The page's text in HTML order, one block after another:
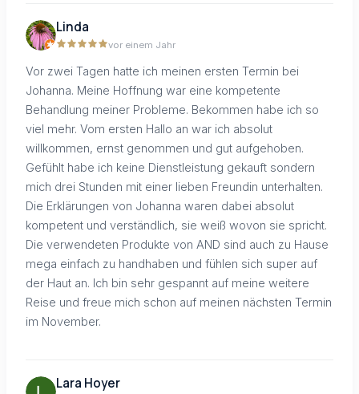
Linda
vor einem Jahr
Vor zwei Tagen hatte ich meinen ersten Termin bei
Johanna. Meine Hoffnung war eine kompetente
Behandlung meiner Probleme. Bekommen habe ich so
viel mehr. Vom ersten Hallo an war ich absolut
willkommen, ernst genommen und gut aufgehoben.
Gefühlt habe ich keine Dienstleistung gekauft sondern
mich drei Stunden mit einer lieben Freundin unterhalten.
Die Erklärungen von Johanna waren dabei absolut
kompetent und verständlich, sie weiß wovon sie spricht.
Die verwendeten Produkte von AND sind auch zu Hause
mega einfach zu handhaben und fühlen sich super auf
der Haut an. Ich bin sehr gespannt auf meine weitere
Reise und freue mich schon auf meinen nächsten Termin
im November.
Lara Hoyer